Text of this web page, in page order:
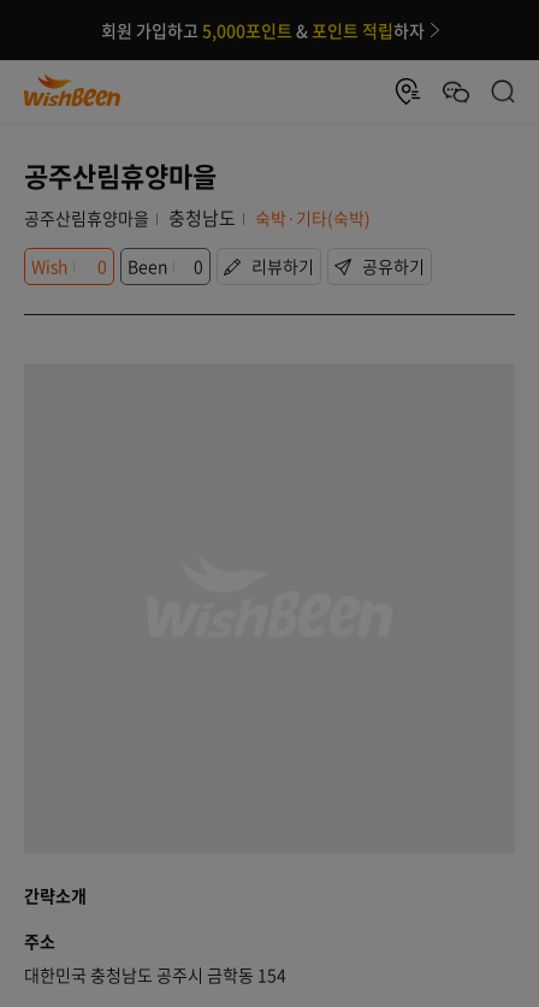
회원 가입하고 5,000포인트 &포인트 적립하자
공주산림휴양마을
공주산림휴양마을 충청남도
숙박·기타(숙박)
Wish
0 Been 0 리뷰하기 공유하기
간략소개
주소
대한민국 충청남도 공주시 금학동 154